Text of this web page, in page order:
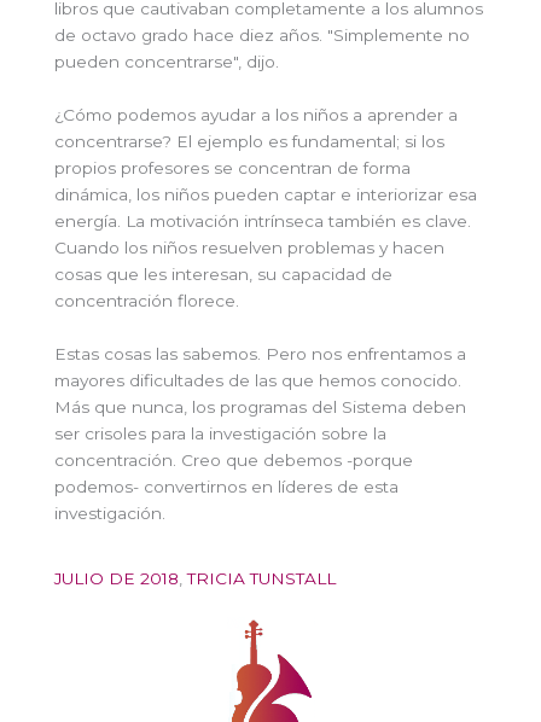
libros que cautivaban completamente a los alumnos
de octavo grado hace diez años. "Simplemente no
pueden concentrarse", dijo.
¿Cómo podemos ayudar a los niños a aprender a
concentrarse? El ejemplo es fundamental; si los
propios profesores se concentran de forma
dinámica, los niños pueden captar e interiorizar esa
energía. La motivación intrínseca también es clave.
Cuando los niños resuelven problemas y hacen
cosas que les interesan, su capacidad de
concentración florece.
Estas cosas las sabemos. Pero nos enfrentamos a
mayores dificultades de las que hemos conocido.
Más que nunca, los programas del Sistema deben
ser crisoles para la investigación sobre la
concentración. Creo que debemos -porque
podemos- convertirnos en líderes de esta
investigación.
JULIO DE 2018 ,TRICIA TUNSTALL